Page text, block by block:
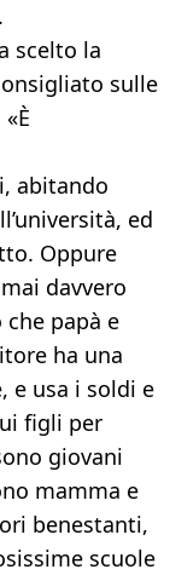
scelto la
sulle
abitando
ed
Oppure
davvero
papà e
ha una
e usa i soldi e
figli per
giovani
mamma e
benestanti,
scuole